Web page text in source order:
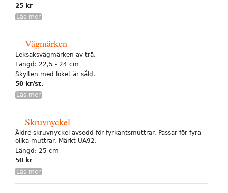
25 kr
Läs mer
Vägmärken
Leksaksvägmärken av trä.
Längd: 22,5 - 24 cm
Skylten med loket är såld.
50 kr/st.
Läs mer
Skruvnyckel
Äldre skruvnyckel avsedd för fyrkantsmuttrar. Passar för fyra
olika muttrar. Märkt UA92.
Längd: 25 cm
50 kr
Läs mer